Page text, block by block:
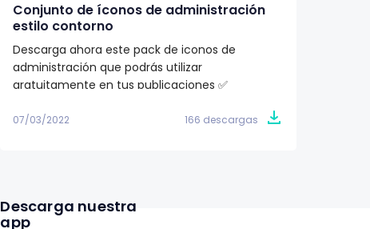
Conjunto de íconos de administración
estilo contorno
Descarga ahora este pack de iconos de
administración que podrás utilizar
gratuitamente en tus publicaciones ✅
07/03/2022 166 descargas
Descarga nuestra
app